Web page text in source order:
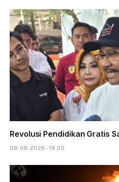
Revolusi Pendidikan Gratis
08-08-2026 - 18.05